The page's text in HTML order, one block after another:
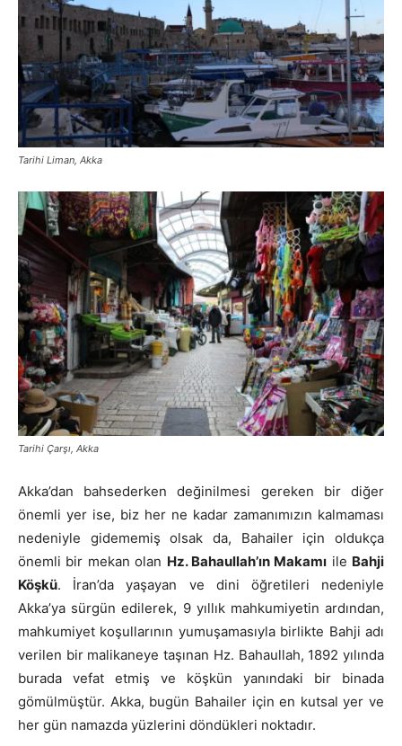
Tarihi Liman, Akka
Tarihi Çarşı, Akka
Akka’dan bahsederken değinilmesi gereken bir diğer
önemli yer ise, biz her ne kadar zamanımızın kalmaması
nedeniyle gidememiş olsak da, Bahailer için oldukça
önemli bir mekan olan Hz. Bahaullah’ın Makamı ile Bahji
Köşkü. İran’da yaşayan ve dini öğretileri nedeniyle
Akka’ya sürgün edilerek, 9 yıllık mahkumiyetin ardından,
mahkumiyet koşullarının yumuşamasıyla birlikte Bahji adı
verilen bir malikaneye taşınan Hz. Bahaullah, 1892 yılında
burada vefat etmiş ve köşkün yanındaki bir binada
gömülmüştür. Akka, bugün Bahailer için en kutsal yer ve
her gün namazda yüzlerini döndükleri noktadır.